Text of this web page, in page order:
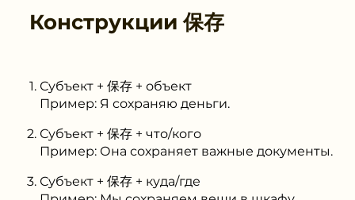
Конструкции保存
Субъект + 保存 + объект
Пример: Я сохраняю деньги.
Субъект + 保存 + что/кого
Пример: Она сохраняет важные документы.
Субъект + 保存 + куда/где